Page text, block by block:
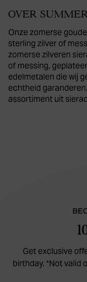
OVER
Onze zomerse
sterling zilver of
zomerse zilveren
of messing,
edelmetalen die wij
echtheid
assortiment uit
Get exclusive
birthday. *Not valid